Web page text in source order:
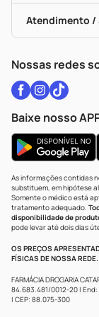
Bulas De A A Z
Políticas De
Autoteste
Vacinas
Certificado De
Portal Da
Atendimento /
WhatsApp (47)
Nossas redes
Baixe nosso
As informações contidas
substituem, em hipótese
Somente o médico está
tratamento adequado.
disponibilidade de
pode levar até dois dias
OS PREÇOS
FÍSICAS DE NOSSA REDE.
FARMÁCIA DROGARIA
84.683.481/0012-20 |
| CEP: 88.075-300